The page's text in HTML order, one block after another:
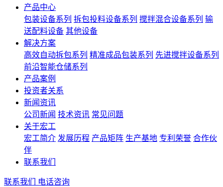
产品中心
包装设备系列 拆包投料设备系列 搅拌混合设备系列 输
送配料设备 其他设备
解决方案
高效自动拆包系列 精准成品包装系列 先进搅拌设备系列
前沿智能仓储系列
产品案例
投资者关系
新闻资讯
公司新闻 技术资讯 常见问题
关于宏工
宏工简介 发展历程 产品矩阵 生产基地 专利荣誉 合作伙
伴
联系我们
联系我们 电话咨询